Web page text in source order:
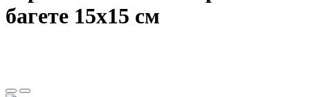
багете 15х15 см